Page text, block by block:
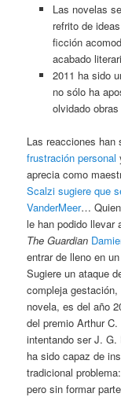
Las novelas
refrito de
ficción
acabado
2011 ha sido
no sólo ha
olvidado
Las reacciones han
frustración personal
aprecia como
Scalzi sugiere que
VanderMeer… Quien
le han podido llevar
The Guardian
entrar de lleno en
Sugiere un ataque
compleja gestación,
novela, es del año
del premio Arthur
intentando ser J. G.
ha sido capaz de
tradicional
pero sin formar